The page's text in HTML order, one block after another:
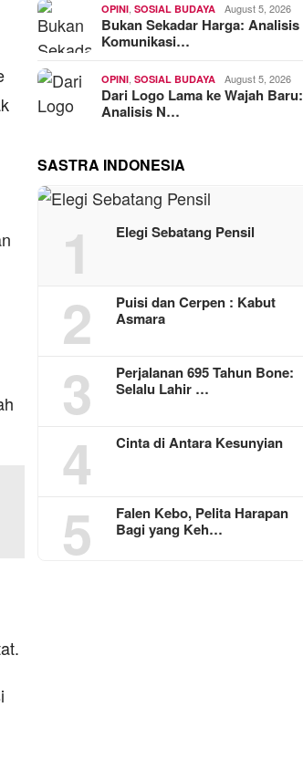
OPINI ,SOSIAL BUDAYA August 5, 2026
Bukan Sekadar Harga: Analisis
Komunikasi…
OPINI ,SOSIAL BUDAYA August 5, 2026
Dari Logo Lama ke Wajah Baru:
Analisis N…
SASTRA INDONESIA
1 Elegi Sebatang Pensil
2
Puisi dan Cerpen : Kabut
Asmara
3
Perjalanan 695 Tahun Bone:
Selalu Lahir …
4 Cinta di Antara Kesunyian
5
Falen Kebo, Pelita Harapan
Bagi yang Keh…